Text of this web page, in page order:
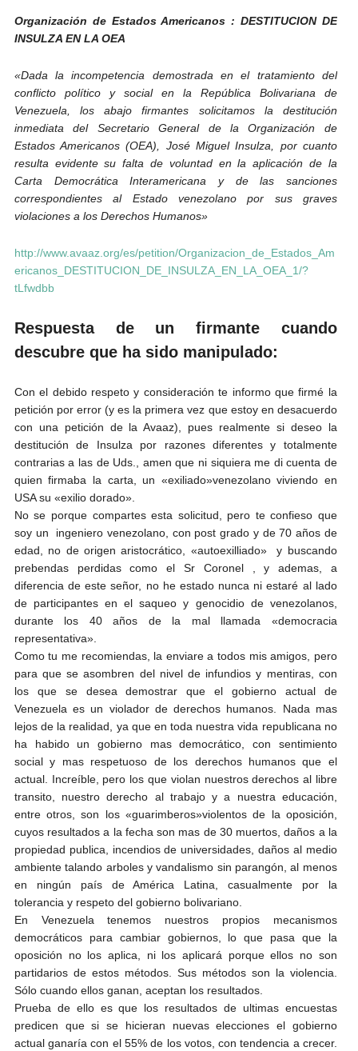
Organización de Estados Americanos : DESTITUCION DE
INSULZA EN LA OEA
«Dada la incompetencia demostrada en el tratamiento del
conflicto político y social en la República Bolivariana de
Venezuela, los abajo firmantes solicitamos la destitución
inmediata del Secretario General de la Organización de
Estados Americanos (OEA), José Miguel Insulza, por cuanto
resulta evidente su falta de voluntad en la aplicación de la
Carta Democrática Interamericana y de las sanciones
correspondientes al Estado venezolano por sus graves
violaciones a los Derechos Humanos»
http://www.avaaz.org/es/petition/Organizacion_de_Estados_Am
ericanos_DESTITUCION_DE_INSULZA_EN_LA_OEA_1/?
tLfwdbb
Respuesta de un firmante cuando
descubre que ha sido manipulado:
Con el debido respeto y consideración te informo que firmé la
petición por error (y es la primera vez que estoy en desacuerdo
con una petición de la Avaaz), pues realmente si deseo la
destitución de Insulza por razones diferentes y totalmente
contrarias a las de Uds., amen que ni siquiera me di cuenta de
quien firmaba la carta, un «exiliado»venezolano viviendo en
USA su «exilio dorado».
No se porque compartes esta solicitud, pero te confieso que
soy un ingeniero venezolano, con post grado y de 70 años de
edad, no de origen aristocrático, «autoexilliado» y buscando
prebendas perdidas como el Sr Coronel , y ademas, a
diferencia de este señor, no he estado nunca ni estaré al lado
de participantes en el saqueo y genocidio de venezolanos,
durante los 40 años de la mal llamada «democracia
representativa».
Como tu me recomiendas, la enviare a todos mis amigos, pero
para que se asombren del nivel de infundios y mentiras, con
los que se desea demostrar que el gobierno actual de
Venezuela es un violador de derechos humanos. Nada mas
lejos de la realidad, ya que en toda nuestra vida republicana no
ha habido un gobierno mas democrático, con sentimiento
social y mas respetuoso de los derechos humanos que el
actual. Increíble, pero los que violan nuestros derechos al libre
transito, nuestro derecho al trabajo y a nuestra educación,
entre otros, son los «guarimberos»violentos de la oposición,
cuyos resultados a la fecha son mas de 30 muertos, daños a la
propiedad publica, incendios de universidades, daños al medio
ambiente talando arboles y vandalismo sin parangón, al menos
en ningún país de América Latina, casualmente por la
tolerancia y respeto del gobierno bolivariano.
En Venezuela tenemos nuestros propios mecanismos
democráticos para cambiar gobiernos, lo que pasa que la
oposición no los aplica, ni los aplicará porque ellos no son
partidarios de estos métodos. Sus métodos son la violencia.
Sólo cuando ellos ganan, aceptan los resultados.
Prueba de ello es que los resultados de ultimas encuestas
predicen que si se hicieran nuevas elecciones el gobierno
actual ganaría con el 55% de los votos, con tendencia a crecer.